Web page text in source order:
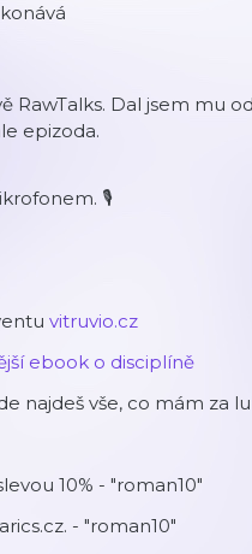
RawTalks. Dal jsem mu
epizoda.
🎙️
vitruvio.cz
ebook o disciplíně
najdeš vše, co mám za
10% - "roman10"
- "roman10"